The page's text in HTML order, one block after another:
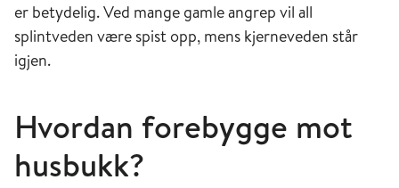
er betydelig. Ved mange gamle angrep vil all
splintveden være spist opp, mens kjerneveden står
igjen.
Hvordan forebygge mot
husbukk?